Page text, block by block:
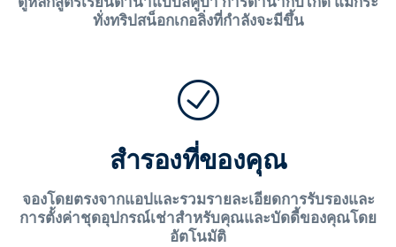
ทั่งทริปสน็อกเกอลิ่งที่กำลังจะมีขึ้น
สำรองที่ของคุณ
จองโดยตรงจากแอปและรวมรายละเอียดการรับรองและ
การตั้งค่าชุดอุปกรณ์เช่าสำหรับคุณและบัดดี้ของคุณโดย
อัตโนมัติ